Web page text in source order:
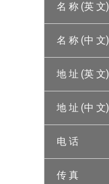
名 称 (英 文)
名 称 (中 文)
地 址 (英 文)
地 址 (中 文)
电 话
传 真